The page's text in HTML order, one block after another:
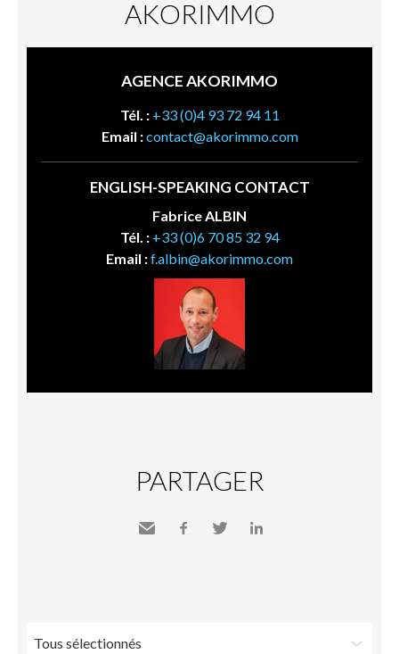
AKORIMMO
AGENCE AKORIMMO
Tél. : +33 (0)4 93 72 94 11
Email :contact@akorimmo.com
ENGLISH-SPEAKING CONTACT
Fabrice ALBIN
Tél. : +33 (0)6 70 85 32 94
Email :f.albin@akorimmo.com
PARTAGER
Tous sélectionnés